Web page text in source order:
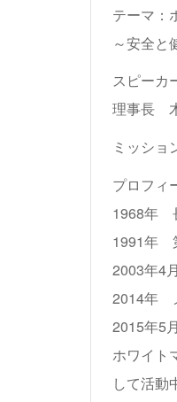
テーマ：
～安全と
スピーカ
理事長
ミッショ
プロフィ
1968年
1991年
2003年4
2014年
2015年5
ホワイト
して活動